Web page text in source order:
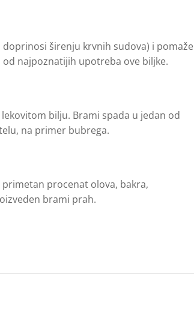
širenju krvnih sudova) i pomaže
najpoznatijih upotreba ove biljke.
bilju. Brami spada u jedan od
na primer bubrega.
procenat olova, bakra,
brami prah.